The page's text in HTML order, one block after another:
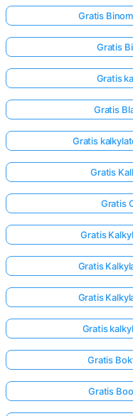
Gratis
Gratis
Gratis
Gratis
Gratis
Gratis
Gratis
Gratis
Gratis
Gratis
Gratis
Gratis
Gratis